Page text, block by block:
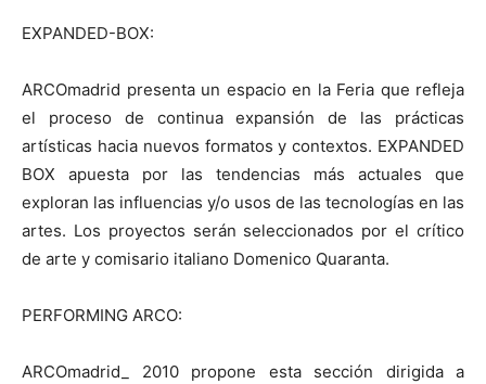
EXPANDED-BOX:
ARCOmadrid presenta un espacio en la Feria que refleja
el proceso de continua expansión de las prácticas
artísticas hacia nuevos formatos y contextos. EXPANDED
BOX apuesta por las tendencias más actuales que
exploran las influencias y/o usos de las tecnologías en las
artes. Los proyectos serán seleccionados por el crítico
de arte y comisario italiano Domenico Quaranta.
PERFORMING ARCO:
ARCOmadrid_ 2010 propone esta sección dirigida a